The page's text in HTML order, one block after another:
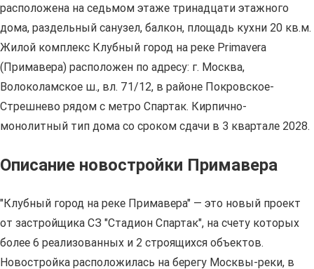
расположена на седьмом этаже тринадцати этажного
дома, раздельный санузел, балкон, площадь кухни 20 кв.м.
Жилой комплекс Клубный город на реке Primavera
(Примавера) расположен по адресу: г. Москва,
Волоколамское ш., вл. 71/12, в районе Покровское-
Стрешнево рядом с метро Спартак. Кирпично-
монолитный тип дома со сроком сдачи в 3 квартале 2028.
Описание новостройки Примавера
"Клубный город на реке Примавера" — это новый проект
от застройщика СЗ "Стадион Спартак", на счету которых
более 6 реализованных и 2 строящихся объектов.
Новостройка расположилась на берегу Москвы-реки, в